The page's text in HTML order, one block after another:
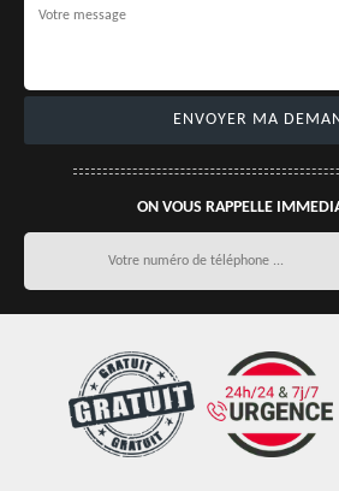
ON VOUS RAPPELLE